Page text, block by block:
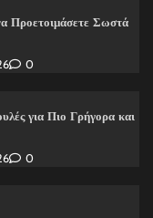
Προετοιμάσετε Σωστά
0
για Πιο Γρήγορα και
0